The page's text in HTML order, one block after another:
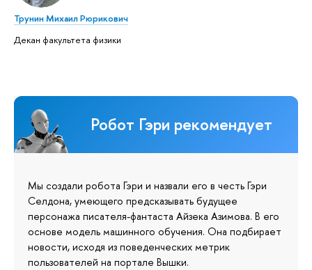
Трунин Михаил Рюрикович
Декан факультета физики
Робот Гэри рекомендует
Мы создали робота Гэри и назвали его в честь Гэри
Селдона, умеющего предсказывать будущее
персонажа писателя-фантаста Айзека Азимова. В его
основе модель машинного обучения. Она подбирает
новости, исходя из поведенческих метрик
пользователей на портале Вышки.